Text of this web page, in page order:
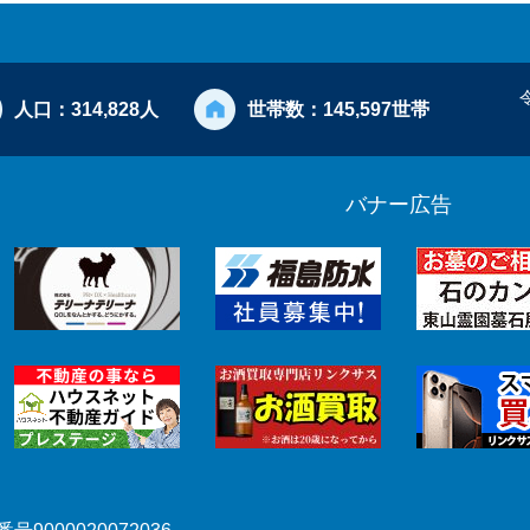
人口： 314,828人 世帯数： 145,597世帯
バナー広告